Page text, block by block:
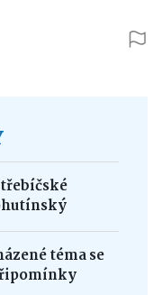
téma se